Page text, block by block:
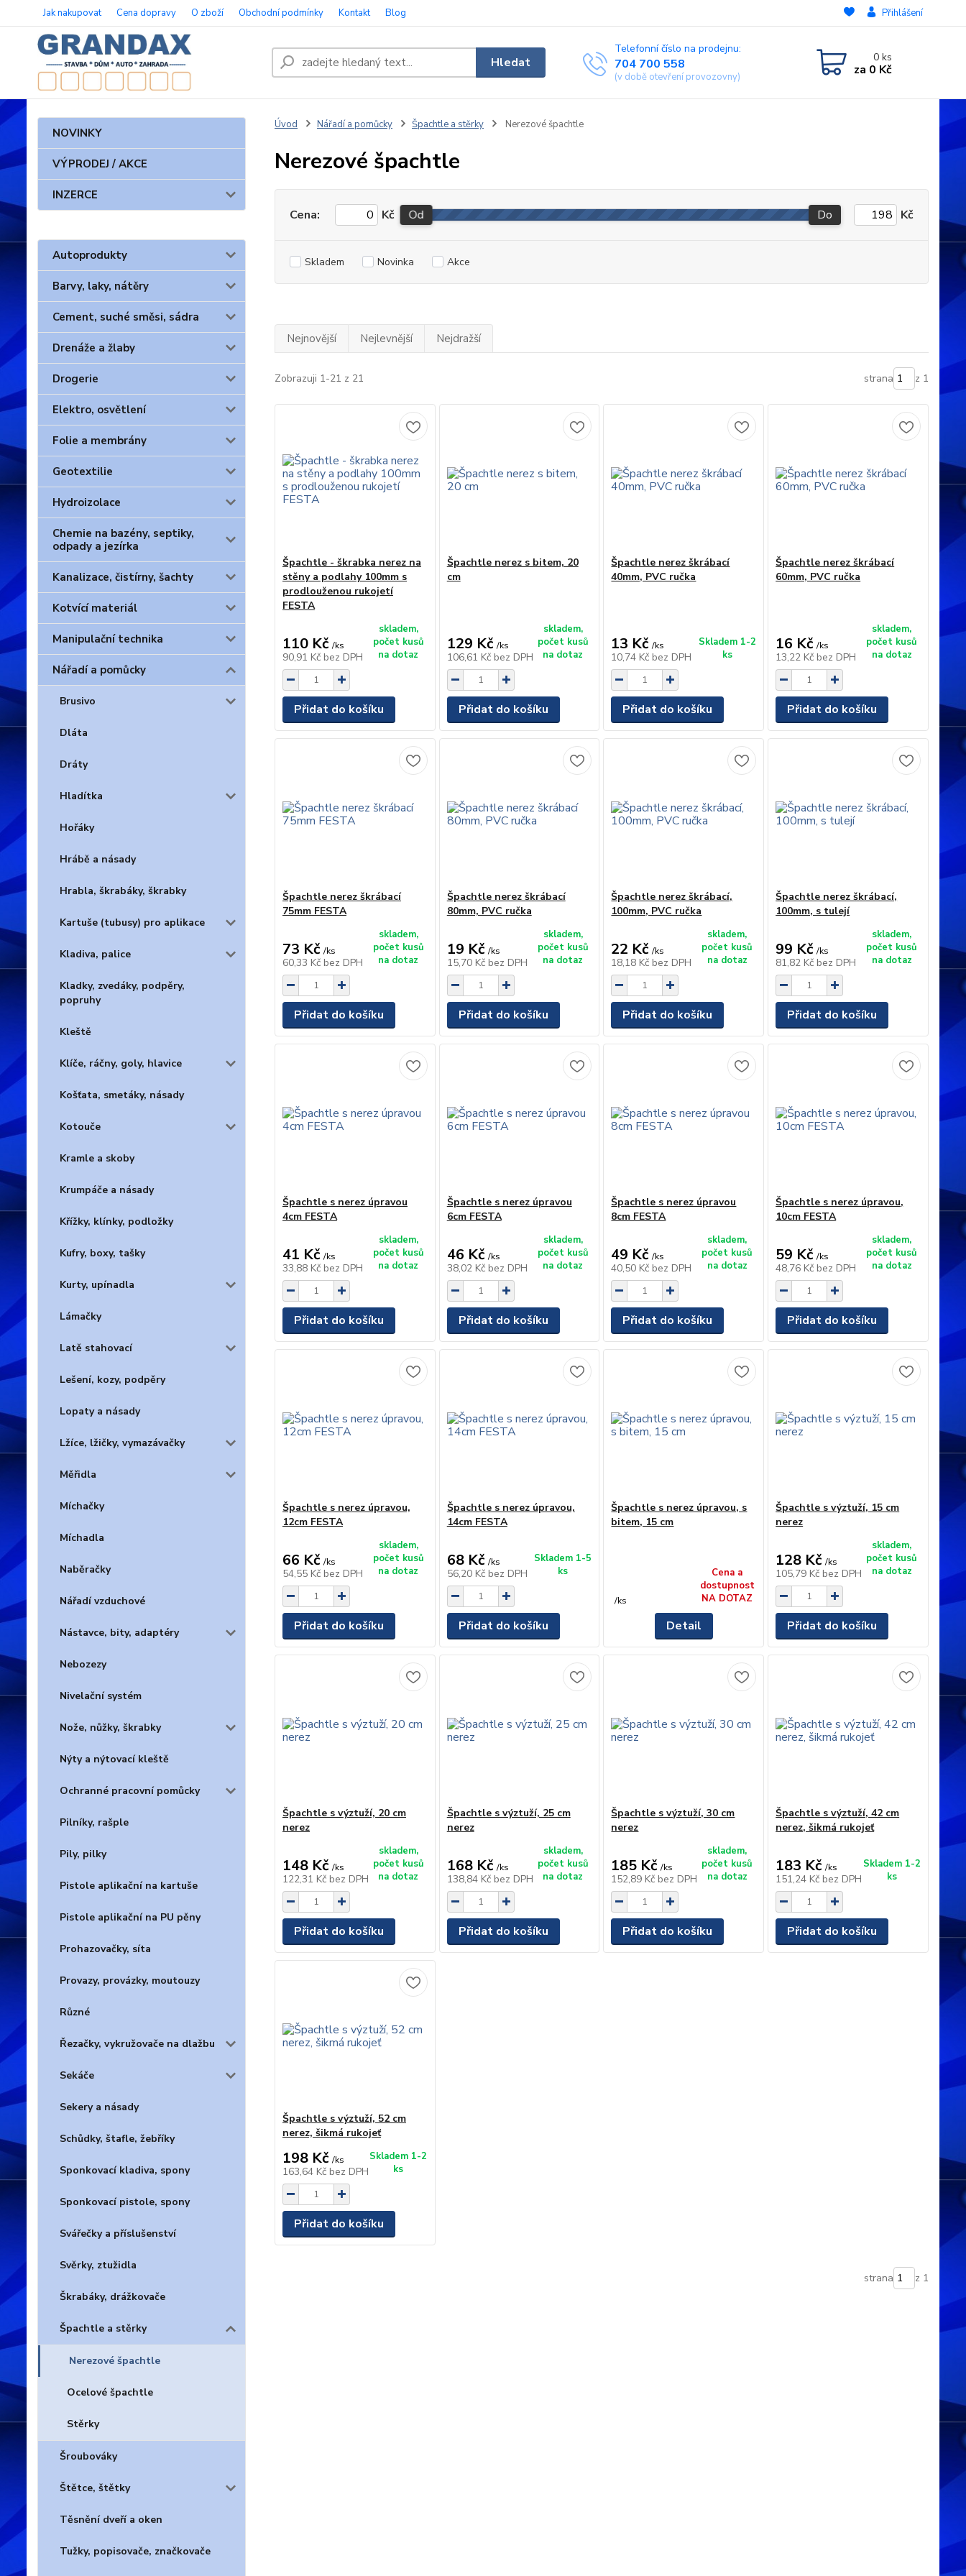
Jak nakupovat Cena dopravy O zboží Obchodní podmínky Kontakt Blog Přihlášení
Hledat
Telefonní číslo na prodejnu:
704 700 558
(v době otevření provozovny)
0ks
za 0 Kč
NOVINKY
VÝPRODEJ / AKCE
INZERCE
Autoprodukty
Barvy, laky, nátěry
Cement, suché směsi, sádra
Drenáže a žlaby
Drogerie
Elektro, osvětlení
Folie a membrány
Geotextilie
Hydroizolace
Chemie na bazény, septiky,
odpady a jezírka
Kanalizace, čistírny, šachty
Kotvící materiál
Manipulační technika
Nářadí a pomůcky
Brusivo
Dláta
Dráty
Hladítka
Hořáky
Hrábě a násady
Hrabla, škrabáky, škrabky
Kartuše (tubusy) pro aplikace
Kladiva, palice
Kladky, zvedáky, podpěry,
popruhy
Kleště
Klíče, ráčny, goly, hlavice
Košťata, smetáky, násady
Kotouče
Kramle a skoby
Krumpáče a násady
Křížky, klínky, podložky
Kufry, boxy, tašky
Kurty, upínadla
Lámačky
Latě stahovací
Lešení, kozy, podpěry
Lopaty a násady
Lžíce, lžičky, vymazávačky
Měřidla
Míchačky
Míchadla
Naběračky
Nářadí vzduchové
Nástavce, bity, adaptéry
Nebozezy
Nivelační systém
Nože, nůžky, škrabky
Nýty a nýtovací kleště
Ochranné pracovní pomůcky
Pilníky, rašple
Pily, pilky
Pistole aplikační na kartuše
Pistole aplikační na PU pěny
Prohazovačky, síta
Provazy, provázky, moutouzy
Různé
Řezačky, vykružovače na dlažbu
Sekáče
Sekery a násady
Schůdky, štafle, žebříky
Sponkovací kladiva, spony
Sponkovací pistole, spony
Svářečky a příslušenství
Svěrky, ztužidla
Škrabáky, drážkovače
Špachtle a stěrky
Nerezové špachtle
Ocelové špachtle
Stěrky
Šroubováky
Štětce, štětky
Těsnění dveří a oken
Tužky, popisovače, značkovače
Úvod Nářadí a pomůcky Špachtle a stěrky Nerezové špachtle
Nerezové špachtle
Cena: Kč Od Do Kč
Skladem Novinka Akce
Nejnovější Nejlevnější Nejdražší
Zobrazuji 1-21 z 21 strana z 1
Špachtle - škrabka nerez na
stěny a podlahy 100mm s
prodlouženou rukojetí
FESTA
110 Kč /ks
90,91 Kč bez DPH
skladem,
počet kusů
na dotaz
Přidat do košíku
Špachtle nerez s bitem, 20
cm
129 Kč /ks
106,61 Kč bez DPH
skladem,
počet kusů
na dotaz
Přidat do košíku
Špachtle nerez škrábací
40mm, PVC ručka
13 Kč /ks
10,74 Kč bez DPH
Skladem 1-2
ks
Přidat do košíku
Špachtle nerez škrábací
60mm, PVC ručka
16 Kč /ks
13,22 Kč bez DPH
skladem,
počet kusů
na dotaz
Přidat do košíku
Špachtle nerez škrábací
75mm FESTA
73 Kč /ks
60,33 Kč bez DPH
skladem,
počet kusů
na dotaz
Přidat do košíku
Špachtle nerez škrábací
80mm, PVC ručka
19 Kč /ks
15,70 Kč bez DPH
skladem,
počet kusů
na dotaz
Přidat do košíku
Špachtle nerez škrábací,
100mm, PVC ručka
22 Kč /ks
18,18 Kč bez DPH
skladem,
počet kusů
na dotaz
Přidat do košíku
Špachtle nerez škrábací,
100mm, s tulejí
99 Kč /ks
81,82 Kč bez DPH
skladem,
počet kusů
na dotaz
Přidat do košíku
Špachtle s nerez úpravou
4cm FESTA
41 Kč /ks
33,88 Kč bez DPH
skladem,
počet kusů
na dotaz
Přidat do košíku
Špachtle s nerez úpravou
6cm FESTA
46 Kč /ks
38,02 Kč bez DPH
skladem,
počet kusů
na dotaz
Přidat do košíku
Špachtle s nerez úpravou
8cm FESTA
49 Kč /ks
40,50 Kč bez DPH
skladem,
počet kusů
na dotaz
Přidat do košíku
Špachtle s nerez úpravou,
10cm FESTA
59 Kč /ks
48,76 Kč bez DPH
skladem,
počet kusů
na dotaz
Přidat do košíku
Špachtle s nerez úpravou,
12cm FESTA
66 Kč /ks
54,55 Kč bez DPH
skladem,
počet kusů
na dotaz
Přidat do košíku
Špachtle s nerez úpravou,
14cm FESTA
68 Kč /ks
56,20 Kč bez DPH
Skladem 1-5
ks
Přidat do košíku
Špachtle s nerez úpravou, s
bitem, 15 cm
/ks
Cena a
dostupnost
NA DOTAZ
Detail
Špachtle s výztuží, 15 cm
nerez
128 Kč /ks
105,79 Kč bez DPH
skladem,
počet kusů
na dotaz
Přidat do košíku
Špachtle s výztuží, 20 cm
nerez
148 Kč /ks
122,31 Kč bez DPH
skladem,
počet kusů
na dotaz
Přidat do košíku
Špachtle s výztuží, 25 cm
nerez
168 Kč /ks
138,84 Kč bez DPH
skladem,
počet kusů
na dotaz
Přidat do košíku
Špachtle s výztuží, 30 cm
nerez
185 Kč /ks
152,89 Kč bez DPH
skladem,
počet kusů
na dotaz
Přidat do košíku
Špachtle s výztuží, 42 cm
nerez, šikmá rukojeť
183 Kč /ks
151,24 Kč bez DPH
Skladem 1-2
ks
Přidat do košíku
Špachtle s výztuží, 52 cm
nerez, šikmá rukojeť
198 Kč /ks
163,64 Kč bez DPH
Skladem 1-2
ks
Přidat do košíku
strana z 1